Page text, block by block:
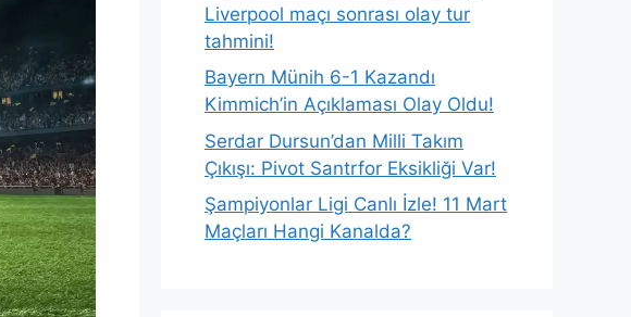
Liverpool maçı sonrası olay tur
tahmini!
Bayern Münih 6-1 Kazandı
Kimmich’in Açıklaması Olay Oldu!
Serdar Dursun’dan Milli Takım
Çıkışı: Pivot Santrfor Eksikliği Var!
Şampiyonlar Ligi Canlı İzle! 11 Mart
Maçları Hangi Kanalda?